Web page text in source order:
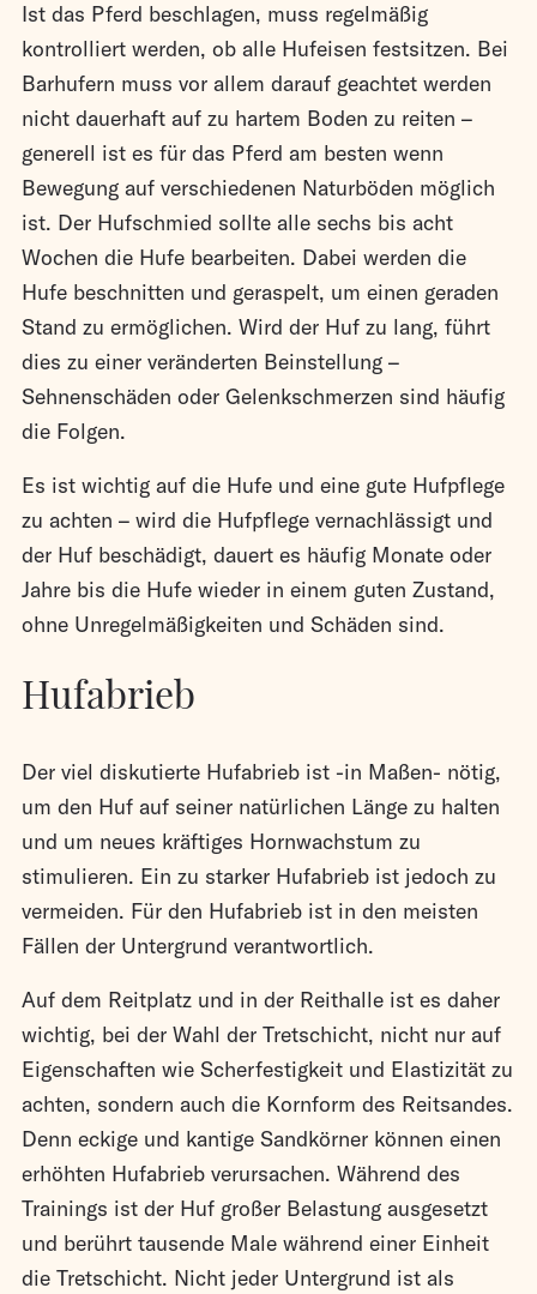
Ist das Pferd beschlagen, muss regelmäßig
kontrolliert werden, ob alle Hufeisen festsitzen. Bei
Barhufern muss vor allem darauf geachtet werden
nicht dauerhaft auf zu hartem Boden zu reiten –
generell ist es für das Pferd am besten wenn
Bewegung auf verschiedenen Naturböden möglich
ist. Der Hufschmied sollte alle sechs bis acht
Wochen die Hufe bearbeiten. Dabei werden die
Hufe beschnitten und geraspelt, um einen geraden
Stand zu ermöglichen. Wird der Huf zu lang, führt
dies zu einer veränderten Beinstellung –
Sehnenschäden oder Gelenkschmerzen sind häufig
die Folgen.
Es ist wichtig auf die Hufe und eine gute Hufpflege
zu achten – wird die Hufpflege vernachlässigt und
der Huf beschädigt, dauert es häufig Monate oder
Jahre bis die Hufe wieder in einem guten Zustand,
ohne Unregelmäßigkeiten und Schäden sind.
Hufabrieb
Der viel diskutierte Hufabrieb ist -in Maßen- nötig,
um den Huf auf seiner natürlichen Länge zu halten
und um neues kräftiges Hornwachstum zu
stimulieren. Ein zu starker Hufabrieb ist jedoch zu
vermeiden. Für den Hufabrieb ist in den meisten
Fällen der Untergrund verantwortlich.
Auf dem Reitplatz und in der Reithalle ist es daher
wichtig, bei der Wahl der Tretschicht, nicht nur auf
Eigenschaften wie Scherfestigkeit und Elastizität zu
achten, sondern auch die Kornform des Reitsandes.
Denn eckige und kantige Sandkörner können einen
erhöhten Hufabrieb verursachen. Während des
Trainings ist der Huf großer Belastung ausgesetzt
und berührt tausende Male während einer Einheit
die Tretschicht. Nicht jeder Untergrund ist als